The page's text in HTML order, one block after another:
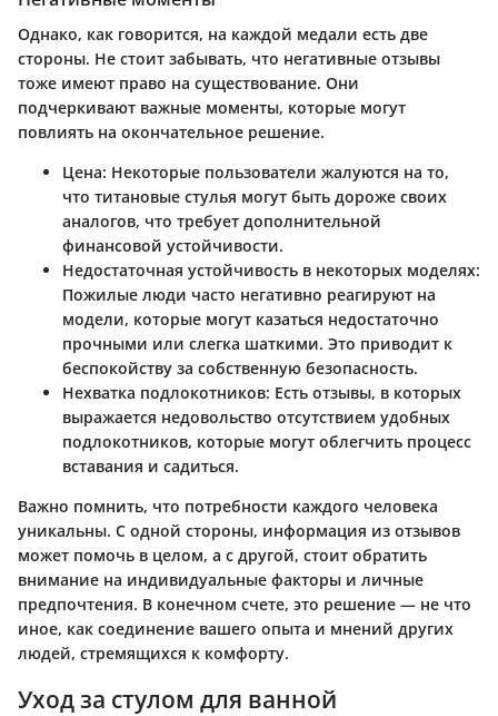
Однако, как говорится, на каждой медали есть две
стороны. Не стоит забывать, что негативные отзывы
тоже имеют право на существование. Они
подчеркивают важные моменты, которые могут
повлиять на окончательное решение.
Цена: Некоторые пользователи жалуются на то,
что титановые стулья могут быть дороже своих
аналогов, что требует дополнительной
финансовой устойчивости.
Недостаточная устойчивость в некоторых моделях:
Пожилые люди часто негативно реагируют на
модели, которые могут казаться недостаточно
прочными или слегка шаткими. Это приводит к
беспокойству за собственную безопасность.
Нехватка подлокотников: Есть отзывы, в которых
выражается недовольство отсутствием удобных
подлокотников, которые могут облегчить процесс
вставания и садиться.
Важно помнить, что потребности каждого человека
уникальны. С одной стороны, информация из отзывов
может помочь в целом, а с другой, стоит обратить
внимание на индивидуальные факторы и личные
предпочтения. В конечном счете, это решение — не что
иное, как соединение вашего опыта и мнений других
людей, стремящихся к комфорту.
Уход за стулом для ванной